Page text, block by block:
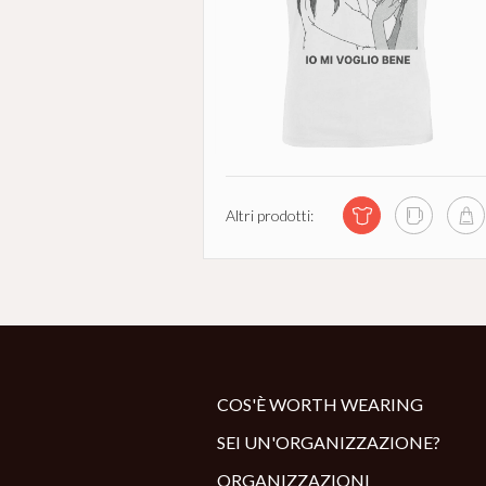
Altri prodotti:
COS'È WORTH WEARING
SEI UN'ORGANIZZAZIONE?
ORGANIZZAZIONI